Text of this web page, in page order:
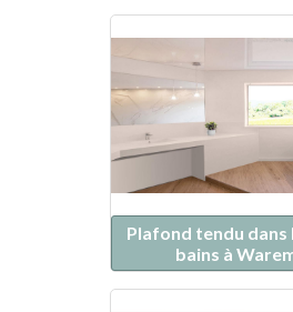
Plafond tendu dans
bains à